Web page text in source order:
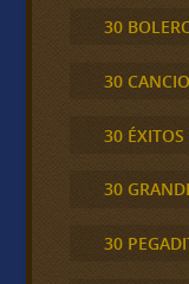
30
30
30 ÉXITOS
30
30